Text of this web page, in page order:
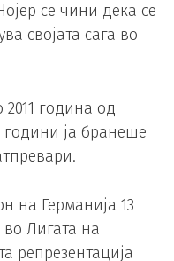
се чини дека се
својата сага во
година од
ја бранеше
на Германија 13
Лигата на
репрезентација